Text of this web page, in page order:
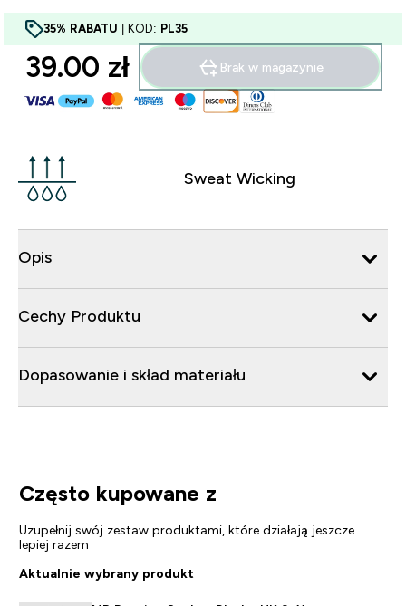
35% RABATU | KOD: PL35
39.00 zł‎ Brak w magazynie
Sweat Wicking
Opis
Cechy Produktu
Dopasowanie i skład materiału
Często kupowane z
Uzupełnij swój zestaw produktami, które działają jeszcze
lepiej razem
Aktualnie wybrany produkt